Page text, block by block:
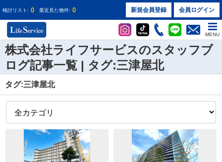
検討リスト: 0 最近見た物件: 0 新規会員登録 会員ログイン
MENU
株式会社ライフサービスのスタッフブ
ログ記事一覧 | タグ:三津屋北
タグ:三津屋北